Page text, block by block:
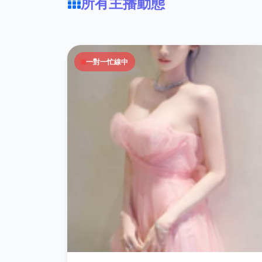
一對一忙線中